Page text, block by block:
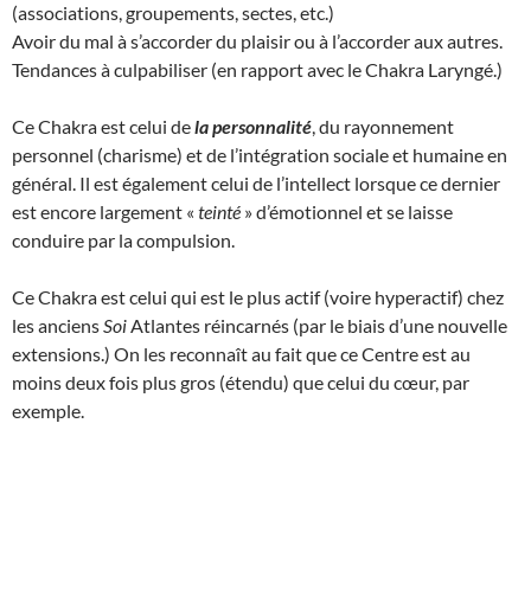
(associations, groupements, sectes, etc.)
Avoir du mal à s’accorder du plaisir ou à l’accorder aux autres.
Tendances à culpabiliser (en rapport avec le Chakra Laryngé.)
Ce Chakra est celui dela personnalité, du rayonnement
personnel (charisme) et de l’intégration sociale et humaine en
général. Il est également celui de l’intellect lorsque ce dernier
est encore largement « teinté » d’émotionnel et se laisse
conduire par la compulsion.
Ce Chakra est celui qui est le plus actif (voire hyperactif) chez
les anciensSoiAtlantes réincarnés (par le biais d’une nouvelle
extensions.) On les reconnaît au fait que ce Centre est au
moins deux fois plus gros (étendu) que celui du cœur, par
exemple.